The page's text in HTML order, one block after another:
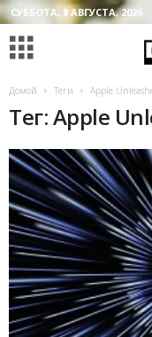
СУББОТА, 8 АВГУСТА, 2026
Домой Теги Apple
Тег: Apple